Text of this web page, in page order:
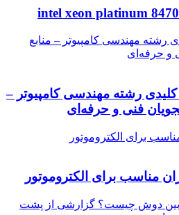
رشته مهندسی کامپیوتر – منابع
و حرفه‌ای
رشته مهندسی کامپیوتر –
فنی و حرفه‌ای
برای الکتروموتور
مناسب برای الکتروموتور
کابین دوش چیست؟ گزارشی از پشت